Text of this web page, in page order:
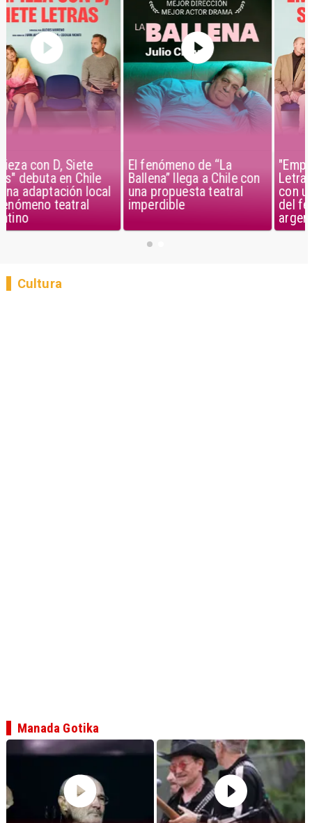
El fenómeno de “La
Ballena” llega a Chile con
una propuesta teatral
imperdible
"Empieza con D, Siete
Letras" debuta en Chile
con una adaptación local
del fenómeno teatral
Cultura
Manada Gotika